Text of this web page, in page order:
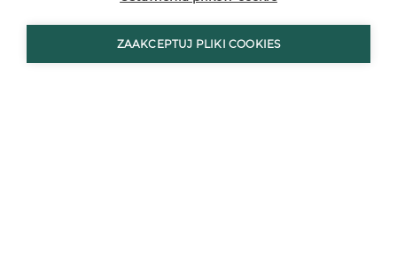
długości o ścianę lub stwórzmy aranżację
przy użyciu nowoczesnych modeli o
ZAAKCEPTUJ PLIKI COOKIES